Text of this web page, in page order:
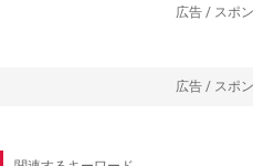
広告 / スポ
広告 / スポ